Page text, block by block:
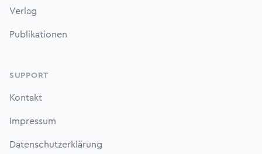
Verlag
Publikationen
SUPPORT
Kontakt
Impressum
Datenschutzerklärung